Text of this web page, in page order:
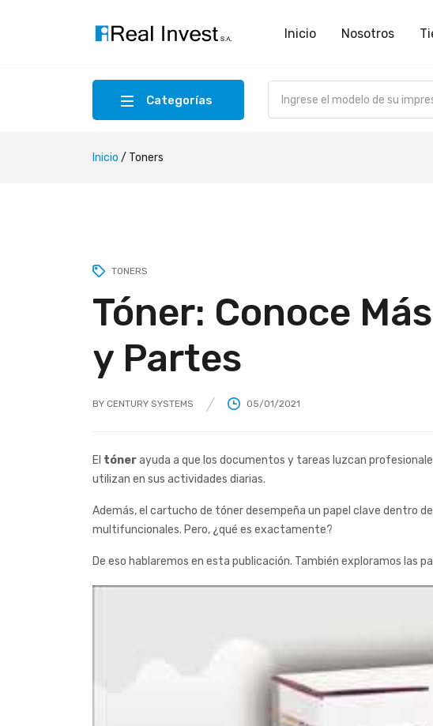
Inicio Nosotros
Categorías
Inicio / Toners
TONERS
Tóner: Conoce
y Partes
BY CENTURY SYSTEMS 05/01/2021
El tónerayuda a que los documentos y tareas luzcan
utilizan en sus actividades diarias.
Además, el cartucho de tóner desempeña un papel clave dentro
multifuncionales. Pero, ¿qué es exactamente?
De eso hablaremos en esta publicación. También exploramos las